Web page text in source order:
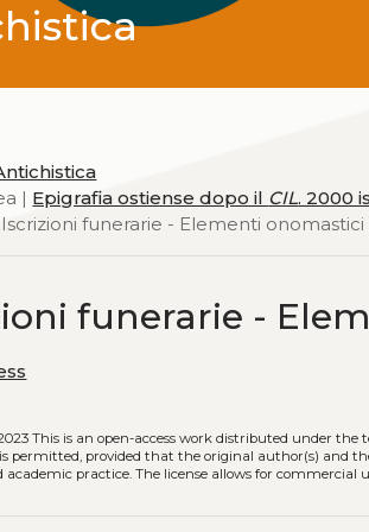
| Epigrafia ostiense dopo il CIL. 2000
funerarie - Elementi onomastici
funerarie -
This is an open-access work distributed under the
permitted, provided that the original author(s) and
academic practice. The license allows for